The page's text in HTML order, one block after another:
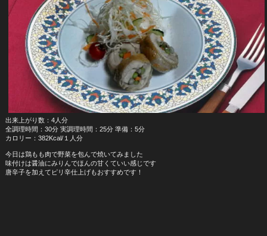
出来上がり数：4人分
全調理時間：30分 実調理時間：25分 準備：5分
カロリー：382Kcal/１人分
今日は鶏もも肉で野菜を包んで焼いてみました
味付けは醤油にみりんでほんの甘くていい感じです
唐辛子を加えてピリ辛仕上げもおすすめです！